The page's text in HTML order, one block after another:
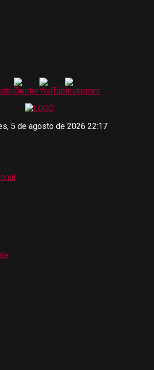
5 de agosto de 2026 22:17